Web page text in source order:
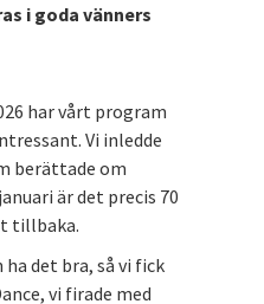
i goda vänners
har vårt program
Vi inledde
berättade om
är det precis 70
tillbaka.
det bra, så vi fick
vi firade med